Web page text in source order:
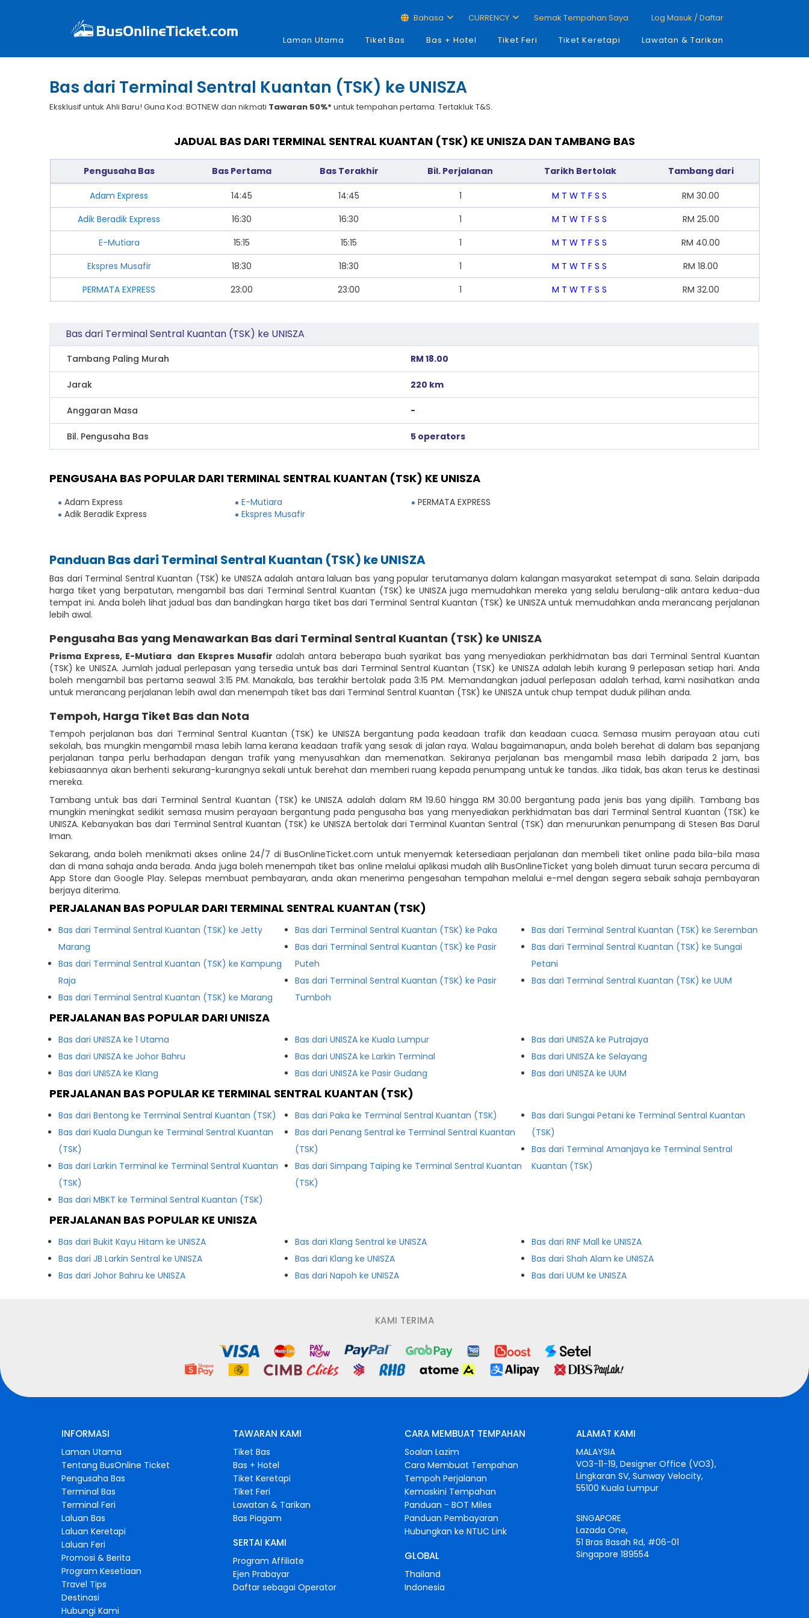
Bahasa CURRENCY Semak Tempahan Saya
Log Masuk / Daftar
Laman Utama
Tiket Bas Bas + Hotel Tiket Feri Tiket Keretapi Lawatan & Tarikan
Bas dari Terminal Sentral Kuantan (TSK) ke UNISZA
Eksklusif untuk Ahli Baru! Guna Kod: BOTNEW dan nikmati Tawaran 50%* untuk tempahan pertama. Tertakluk T&S.
JADUAL BAS DARI TERMINAL SENTRAL KUANTAN (TSK) KE UNISZA DAN TAMBANG BAS
Pengusaha Bas Bas Pertama Bas Terakhir Bil. Perjalanan Tarikh Bertolak Tambang dari
Adam Express 14:45 14:45 1 M T W T F S S RM 30.00
Adik Beradik Express
16:30 16:30 1 M T W T F S S RM 25.00
E-Mutiara
15:15 15:15 1 M T W T F S S RM 40.00
Ekspres Musafir
18:30 18:30 1 M T W T F S S RM 18.00
PERMATA EXPRESS
23:00 23:00 1 M T W T F S S RM 32.00
Bas dari Terminal Sentral Kuantan (TSK) ke UNISZA
Tambang Paling Murah RM 18.00
Jarak 220 km
Anggaran Masa -
Bil. Pengusaha Bas 5 operators
PENGUSAHA BAS POPULAR DARI TERMINAL SENTRAL KUANTAN (TSK) KE UNISZA
Adam Express
Adik Beradik Express
E-Mutiara
Ekspres Musafir
PERMATA EXPRESS
Panduan Bas dari Terminal Sentral Kuantan (TSK) ke UNISZA
Bas dari Terminal Sentral Kuantan (TSK) ke UNISZA adalah antara laluan bas yang popular terutamanya dalam kalangan masyarakat setempat di sana. Selain daripada
harga tiket yang berpatutan, mengambil bas dari Terminal Sentral Kuantan (TSK) ke UNISZA juga memudahkan mereka yang selalu berulang-alik antara kedua-dua
tempat ini. Anda boleh lihat jadual bas dan bandingkan harga tiket bas dari Terminal Sentral Kuantan (TSK) ke UNISZA untuk memudahkan anda merancang perjalanan
lebih awal.
Pengusaha Bas yang Menawarkan Bas dari Terminal Sentral Kuantan (TSK) ke UNISZA
Prisma Express, E-Mutiara dan Ekspres Musafir adalah antara beberapa buah syarikat bas yang menyediakan perkhidmatan bas dari Terminal Sentral Kuantan
(TSK) ke UNISZA. Jumlah jadual perlepasan yang tersedia untuk bas dari Terminal Sentral Kuantan (TSK) ke UNISZA adalah lebih kurang 9 perlepasan setiap hari. Anda
boleh mengambil bas pertama seawal 3:15 PM. Manakala, bas terakhir bertolak pada 3:15 PM. Memandangkan jadual perlepasan adalah terhad, kami nasihatkan anda
untuk merancang perjalanan lebih awal dan menempah tiket bas dari Terminal Sentral Kuantan (TSK) ke UNISZA untuk chup tempat duduk pilihan anda.
Tempoh, Harga Tiket Bas dan Nota
Tempoh perjalanan bas dari Terminal Sentral Kuantan (TSK) ke UNISZA bergantung pada keadaan trafik dan keadaan cuaca. Semasa musim perayaan atau cuti
sekolah, bas mungkin mengambil masa lebih lama kerana keadaan trafik yang sesak di jalan raya. Walau bagaimanapun, anda boleh berehat di dalam bas sepanjang
perjalanan tanpa perlu berhadapan dengan trafik yang menyusahkan dan memenatkan. Sekiranya perjalanan bas mengambil masa lebih daripada 2 jam, bas
kebiasaannya akan berhenti sekurang-kurangnya sekali untuk berehat dan memberi ruang kepada penumpang untuk ke tandas. Jika tidak, bas akan terus ke destinasi
mereka.
Tambang untuk bas dari Terminal Sentral Kuantan (TSK) ke UNISZA adalah dalam RM 19.60 hingga RM 30.00 bergantung pada jenis bas yang dipilih. Tambang bas
mungkin meningkat sedikit semasa musim perayaan bergantung pada pengusaha bas yang menyediakan perkhidmatan bas dari Terminal Sentral Kuantan (TSK) ke
UNISZA. Kebanyakan bas dari Terminal Sentral Kuantan (TSK) ke UNISZA bertolak dari Terminal Kuantan Sentral (TSK) dan menurunkan penumpang di Stesen Bas Darul
Iman.
Sekarang, anda boleh menikmati akses online 24/7 di BusOnlineTicket.com untuk menyemak ketersediaan perjalanan dan membeli tiket online pada bila-bila masa
dan di mana sahaja anda berada. Anda juga boleh menempah tiket bas online melalui aplikasi mudah alih BusOnlineTicket yang boleh dimuat turun secara percuma di
App Store dan Google Play. Selepas membuat pembayaran, anda akan menerima pengesahan tempahan melalui e-mel dengan segera sebaik sahaja pembayaran
berjaya diterima.
PERJALANAN BAS POPULAR DARI TERMINAL SENTRAL KUANTAN (TSK)
Bas dari Terminal Sentral Kuantan (TSK) ke Jetty
Marang
Bas dari Terminal Sentral Kuantan (TSK) ke Kampung
Raja
Bas dari Terminal Sentral Kuantan (TSK) ke Marang
Bas dari Terminal Sentral Kuantan (TSK) ke Paka
Bas dari Terminal Sentral Kuantan (TSK) ke Pasir
Puteh
Bas dari Terminal Sentral Kuantan (TSK) ke Pasir
Tumboh
Bas dari Terminal Sentral Kuantan (TSK) ke Seremban
Bas dari Terminal Sentral Kuantan (TSK) ke Sungai
Petani
Bas dari Terminal Sentral Kuantan (TSK) ke UUM
PERJALANAN BAS POPULAR DARI UNISZA
Bas dari UNISZA ke 1 Utama
Bas dari UNISZA ke Johor Bahru
Bas dari UNISZA ke Klang
Bas dari UNISZA ke Kuala Lumpur
Bas dari UNISZA ke Larkin Terminal
Bas dari UNISZA ke Pasir Gudang
Bas dari UNISZA ke Putrajaya
Bas dari UNISZA ke Selayang
Bas dari UNISZA ke UUM
PERJALANAN BAS POPULAR KE TERMINAL SENTRAL KUANTAN (TSK)
Bas dari Bentong ke Terminal Sentral Kuantan (TSK)
Bas dari Kuala Dungun ke Terminal Sentral Kuantan
(TSK)
Bas dari Larkin Terminal ke Terminal Sentral Kuantan
(TSK)
Bas dari MBKT ke Terminal Sentral Kuantan (TSK)
Bas dari Paka ke Terminal Sentral Kuantan (TSK)
Bas dari Penang Sentral ke Terminal Sentral Kuantan
(TSK)
Bas dari Simpang Taiping ke Terminal Sentral Kuantan
(TSK)
Bas dari Sungai Petani ke Terminal Sentral Kuantan
(TSK)
Bas dari Terminal Amanjaya ke Terminal Sentral
Kuantan (TSK)
PERJALANAN BAS POPULAR KE UNISZA
Bas dari Bukit Kayu Hitam ke UNISZA
Bas dari JB Larkin Sentral ke UNISZA
Bas dari Johor Bahru ke UNISZA
Bas dari Klang Sentral ke UNISZA
Bas dari Klang ke UNISZA
Bas dari Napoh ke UNISZA
Bas dari RNF Mall ke UNISZA
Bas dari Shah Alam ke UNISZA
Bas dari UUM ke UNISZA
KAMI TERIMA
INFORMASI
Laman Utama
Tentang BusOnline Ticket
Pengusaha Bas
Terminal Bas
Terminal Feri
Laluan Bas
Laluan Keretapi
Laluan Feri
Promosi & Berita
Program Kesetiaan
Travel Tips
Destinasi
Hubungi Kami
TAWARAN KAMI
Tiket Bas
Bas + Hotel
Tiket Keretapi
Tiket Feri
Lawatan & Tarikan
Bas Piagam
SERTAI KAMI
Program Affiliate
Ejen Prabayar
Daftar sebagai Operator
CARA MEMBUAT TEMPAHAN
Soalan Lazim
Cara Membuat Tempahan
Tempoh Perjalanan
Kemaskini Tempahan
Panduan - BOT Miles
Panduan Pembayaran
Hubungkan ke NTUC Link
GLOBAL
Thailand
Indonesia
ALAMAT KAMI
MALAYSIA
VO3-11-19, Designer Office (VO3),
Lingkaran SV, Sunway Velocity,
55100 Kuala Lumpur
SINGAPORE
Lazada One,
51 Bras Basah Rd, #06-01
Singapore 189554